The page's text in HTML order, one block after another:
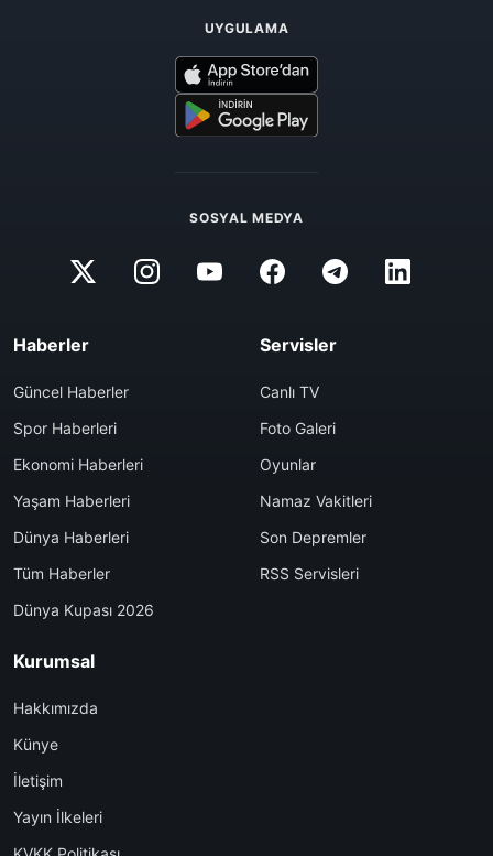
UYGULAMA
SOSYAL MEDYA
Haberler
Güncel Haberler
Spor Haberleri
Ekonomi Haberleri
Yaşam Haberleri
Dünya Haberleri
Tüm Haberler
Dünya Kupası 2026
Servisler
Canlı TV
Foto Galeri
Oyunlar
Namaz Vakitleri
Son Depremler
RSS Servisleri
Kurumsal
Hakkımızda
Künye
İletişim
Yayın İlkeleri